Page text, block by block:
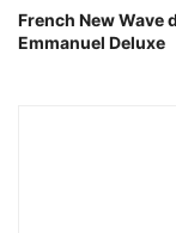
French New Wave
Emmanuel Deluxe